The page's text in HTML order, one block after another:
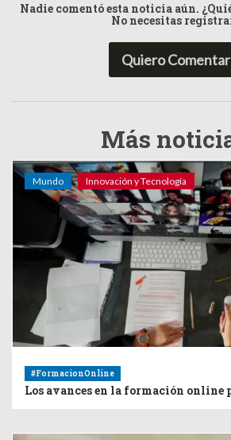
Nadie comentó esta noticia aún.
No necesitas
Quiero
Más
Mundo Innovación y Tecnología
#FormacionOnline
Los avances en la formación online